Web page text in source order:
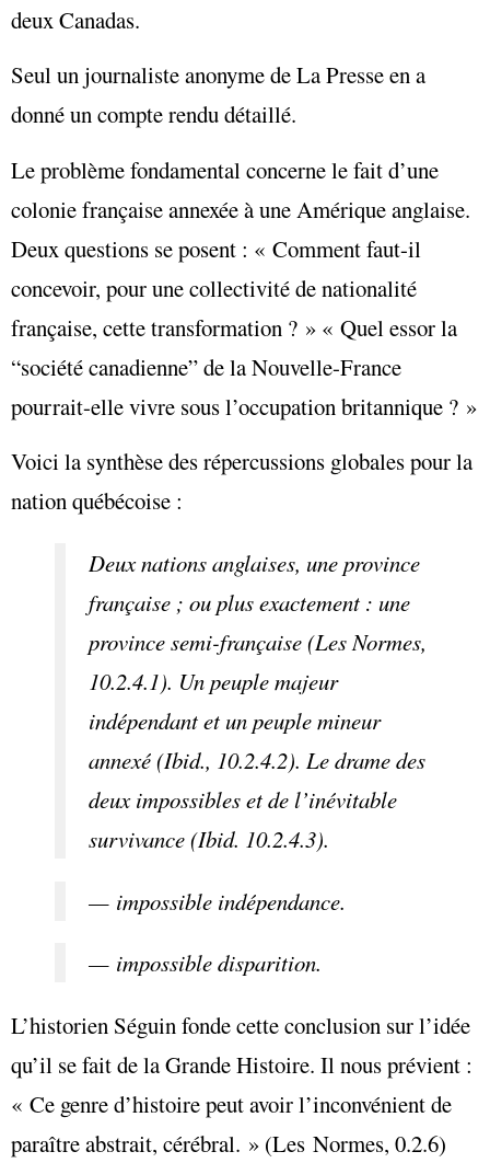
deux Canadas.
Seul un journaliste anonyme de La Presse en a
donné un compte rendu détaillé.
Le problème fondamental concerne le fait d’une
colonie française annexée à une Amérique anglaise.
Deux questions se posent : « Comment faut-il
concevoir, pour une collectivité de nationalité
française, cette transformation ? » « Quel essor la
“société canadienne” de la Nouvelle-France
pourrait-elle vivre sous l’occupation britannique ? »
Voici la synthèse des répercussions globales pour la
nation québécoise :
Deux nations anglaises, une province
française ; ou plus exactement : une
province semi-française (Les Normes,
10.2.4.1). Un peuple majeur
indépendant et un peuple mineur
annexé (Ibid., 10.2.4.2). Le drame des
deux impossibles et de l’inévitable
survivance (Ibid. 10.2.4.3).
— impossible indépendance.
— impossible disparition.
L’historien Séguin fonde cette conclusion sur l’idée
qu’il se fait de la Grande Histoire. Il nous prévient :
« Ce genre d’histoire peut avoir l’inconvénient de
paraître abstrait, cérébral. » (Les Normes, 0.2.6)